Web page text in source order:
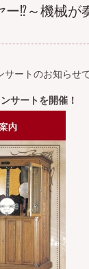
ー⁉～機械が
ートのお知らせで
サートを開催！